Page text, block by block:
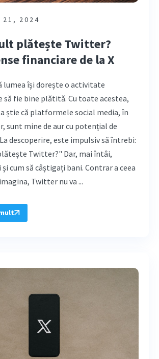
21, 2024
plătește Twitter?
financiare de la X
lumea își dorește o activitate
să fie bine plătită. Cu toate acestea,
știe că platformele social media, în
sunt mine de aur cu potențial de
descoperire, este impulsiv să întrebi:
Twitter?" Dar, mai întâi,
cum să câștigați bani. Contrar a ceea
Twitter nu va ...